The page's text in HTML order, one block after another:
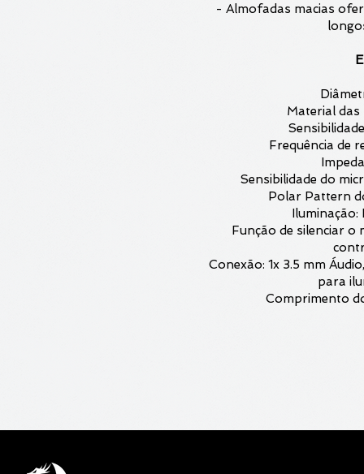
- Almofadas macias
Material das
Frequência de
Sensibilidade do
Polar Pattern
Função de silenciar
Conexão: 1x 3.5 mm
para
Comprimento